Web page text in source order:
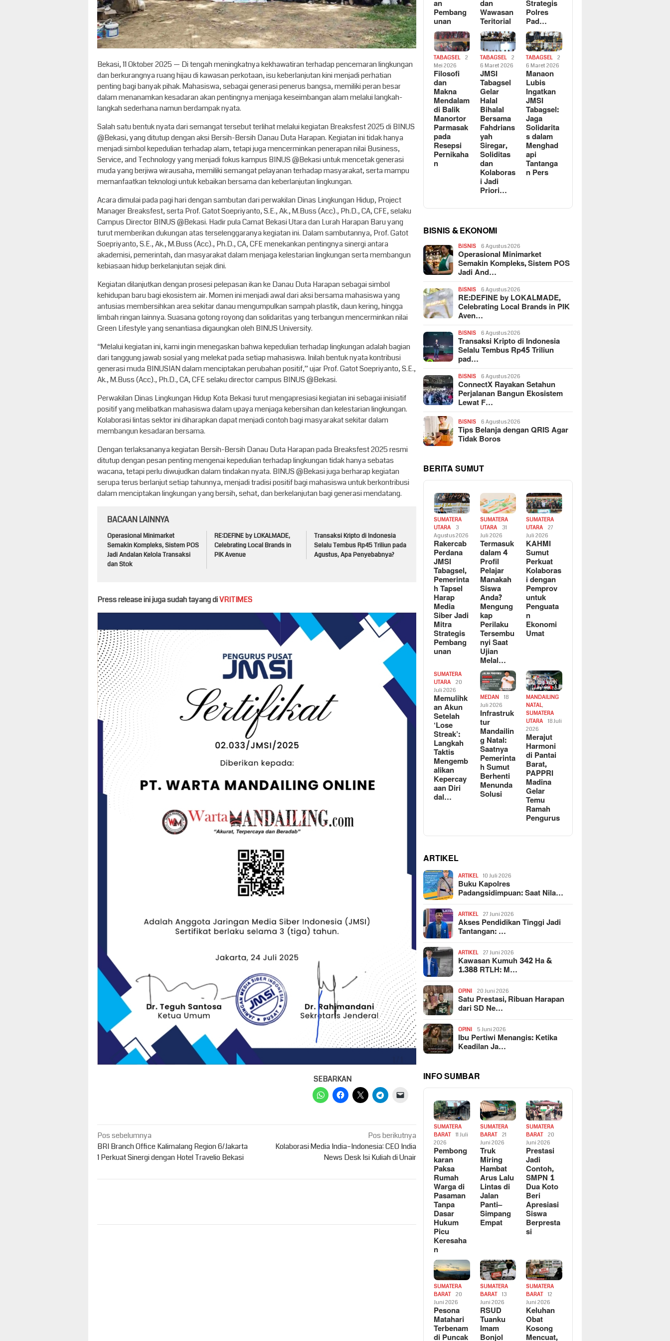
Bekasi, 11 Oktober 2025 — Di tengah meningkatnya kekhawatiran terhadap pencemaran lingkungan
dan berkurangnya ruang hijau di kawasan perkotaan, isu keberlanjutan kini menjadi perhatian
penting bagi banyak pihak. Mahasiswa, sebagai generasi penerus bangsa, memiliki peran besar
dalam menanamkan kesadaran akan pentingnya menjaga keseimbangan alam melalui langkah-
langkah sederhana namun berdampak nyata.
Salah satu bentuk nyata dari semangat tersebut terlihat melalui kegiatan Breaksfest 2025 di BINUS
@Bekasi, yang ditutup dengan aksi Bersih-Bersih Danau Duta Harapan. Kegiatan ini tidak hanya
menjadi simbol kepedulian terhadap alam, tetapi juga mencerminkan penerapan nilai Business,
Service, and Technology yang menjadi fokus kampus BINUS @Bekasi untuk mencetak generasi
muda yang berjiwa wirausaha, memiliki semangat pelayanan terhadap masyarakat, serta mampu
memanfaatkan teknologi untuk kebaikan bersama dan keberlanjutan lingkungan.
Acara dimulai pada pagi hari dengan sambutan dari perwakilan Dinas Lingkungan Hidup, Project
Manager Breaksfest, serta Prof. Gatot Soepriyanto, S.E., Ak., M.Buss (Acc)., Ph.D., CA, CFE, selaku
Campus Director BINUS @Bekasi. Hadir pula Camat Bekasi Utara dan Lurah Harapan Baru yang
turut memberikan dukungan atas terselenggaranya kegiatan ini. Dalam sambutannya, Prof. Gatot
Soepriyanto, S.E., Ak., M.Buss (Acc)., Ph.D., CA, CFE menekankan pentingnya sinergi antara
akademisi, pemerintah, dan masyarakat dalam menjaga kelestarian lingkungan serta membangun
kebiasaan hidup berkelanjutan sejak dini.
Kegiatan dilanjutkan dengan prosesi pelepasan ikan ke Danau Duta Harapan sebagai simbol
kehidupan baru bagi ekosistem air. Momen ini menjadi awal dari aksi bersama mahasiswa yang
antusias membersihkan area sekitar danau mengumpulkan sampah plastik, daun kering, hingga
limbah ringan lainnya. Suasana gotong royong dan solidaritas yang terbangun mencerminkan nilai
Green Lifestyle yang senantiasa digaungkan oleh BINUS University.
“Melalui kegiatan ini, kami ingin menegaskan bahwa kepedulian terhadap lingkungan adalah bagian
dari tanggung jawab sosial yang melekat pada setiap mahasiswa. Inilah bentuk nyata kontribusi
generasi muda BINUSIAN dalam menciptakan perubahan positif,” ujar Prof. Gatot Soepriyanto, S.E.,
Ak., M.Buss (Acc)., Ph.D., CA, CFE selaku director campus BINUS @Bekasi.
Perwakilan Dinas Lingkungan Hidup Kota Bekasi turut mengapresiasi kegiatan ini sebagai inisiatif
positif yang melibatkan mahasiswa dalam upaya menjaga kebersihan dan kelestarian lingkungan.
Kolaborasi lintas sektor ini diharapkan dapat menjadi contoh bagi masyarakat sekitar dalam
membangun kesadaran bersama.
Dengan terlaksananya kegiatan Bersih-Bersih Danau Duta Harapan pada Breaksfest 2025 resmi
ditutup dengan pesan penting mengenai kepedulian terhadap lingkungan tidak hanya sebatas
wacana, tetapi perlu diwujudkan dalam tindakan nyata. BINUS @Bekasi juga berharap kegiatan
serupa terus berlanjut setiap tahunnya, menjadi tradisi positif bagi mahasiswa untuk berkontribusi
dalam menciptakan lingkungan yang bersih, sehat, dan berkelanjutan bagi generasi mendatang.
BACAAN LAINNYA
Operasional Minimarket
Semakin Kompleks, Sistem POS
Jadi Andalan Kelola Transaksi
dan Stok
RE:DEFINE by LOKALMADE,
Celebrating Local Brands in
PIK Avenue
Transaksi Kripto di Indonesia
Selalu Tembus Rp45 Triliun pada
Agustus, Apa Penyebabnya?
Press release ini juga sudah tayang diVRITIMES
SEBARKAN
Navigasi
pos
Pos sebelumnya
BRI Branch Office Kalimalang Region 6/Jakarta
1 Perkuat Sinergi dengan Hotel Travelio Bekasi
Pos berikutnya
Kolaborasi Media India–Indonesia: CEO India
News Desk Isi Kuliah di Unair
an
Pembang
unan
dan
Wawasan
Teritorial
Strategis
Polres
Pad…
TABAGSEL
2
Mei 2026
Filosofi
dan
Makna
Mendalam
di Balik
Manortor
Parmasak
pada
Resepsi
Pernikaha
n
TABAGSEL
2
6 Maret 2026
JMSI
Tabagsel
Gelar
Halal
Bihalal
Bersama
Fahdrians
yah
Siregar,
Soliditas
dan
Kolaboras
i Jadi
Priori…
TABAGSEL
2
6 Maret 2026
Manaon
Lubis
Ingatkan
JMSI
Tabagsel:
Jaga
Solidarita
s dalam
Menghad
api
Tantanga
n Pers
BISNIS & EKONOMI
BISNIS 6 Agustus 2026
Operasional Minimarket
Semakin Kompleks, Sistem POS
Jadi And…
BISNIS 6 Agustus 2026
RE:DEFINE by LOKALMADE,
Celebrating Local Brands in PIK
Aven…
BISNIS 6 Agustus 2026
Transaksi Kripto di Indonesia
Selalu Tembus Rp45 Triliun
pad…
BISNIS 6 Agustus 2026
ConnectX Rayakan Setahun
Perjalanan Bangun Ekosistem
Lewat F…
BISNIS 6 Agustus 2026
Tips Belanja dengan QRIS Agar
Tidak Boros
BERITA SUMUT
SUMATERA
UTARA
3
Agustus 2026
Rakercab
Perdana
JMSI
Tabagsel,
Pemerinta
h Tapsel
Harap
Media
Siber Jadi
Mitra
Strategis
Pembang
unan
SUMATERA
UTARA
31
Juli 2026
Termasuk
dalam 4
Profil
Pelajar
Manakah
Siswa
Anda?
Mengung
kap
Perilaku
Tersembu
nyi Saat
Ujian
Melal…
SUMATERA
UTARA
27
Juli 2026
KAHMI
Sumut
Perkuat
Kolaboras
i dengan
Pemprov
untuk
Penguata
n
Ekonomi
Umat
SUMATERA
UTARA
20
Juli 2026
Memulihk
an Akun
Setelah
‘Lose
Streak’:
Langkah
Taktis
Mengemb
alikan
Kepercay
aan Diri
dal…
MEDAN
18
Juli 2026
Infrastruk
tur
Mandailin
g Natal:
Saatnya
Pemerinta
h Sumut
Berhenti
Menunda
Solusi
MANDAILING
NATAL,
SUMATERA
UTARA
18 Juli
2026
Merajut
Harmoni
di Pantai
Barat,
PAPPRI
Madina
Gelar
Temu
Ramah
Pengurus
ARTIKEL
ARTIKEL 10 Juli 2026
Buku Kapolres
Padangsidimpuan: Saat Nila…
ARTIKEL 27 Juni 2026
Akses Pendidikan Tinggi Jadi
Tantangan: …
ARTIKEL 27 Juni 2026
Kawasan Kumuh 342 Ha &
1.388 RTLH: M…
OPINI 20 Juni 2026
Satu Prestasi, Ribuan Harapan
dari SD Ne…
OPINI 5 Juni 2026
Ibu Pertiwi Menangis: Ketika
Keadilan Ja…
INFO SUMBAR
SUMATERA
BARAT
11 Juli
2026
Pembong
karan
Paksa
Rumah
Warga di
Pasaman
Tanpa
Dasar
Hukum
Picu
Keresaha
n
SUMATERA
BARAT
21
Juni 2026
Truk
Miring
Hambat
Arus Lalu
Lintas di
Jalan
Panti–
Simpang
Empat
SUMATERA
BARAT
20
Juni 2026
Prestasi
Jadi
Contoh,
SMPN 1
Dua Koto
Beri
Apresiasi
Siswa
Berpresta
si
SUMATERA
BARAT
20
Juni 2026
Pesona
Matahari
Terbenam
di Puncak
SUMATERA
BARAT
13
Juni 2026
RSUD
Tuanku
Imam
Bonjol
SUMATERA
BARAT
12
Juni 2026
Keluhan
Obat
Kosong
Mencuat,